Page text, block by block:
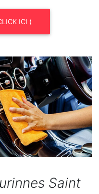
ICI )
Saint